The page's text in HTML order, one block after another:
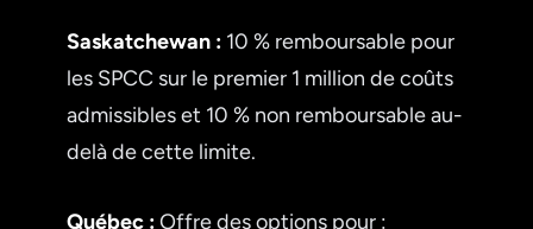
Saskatchewan : 10 % remboursable pour
les SPCC sur le premier 1 million de coûts
admissibles et 10 % non remboursable au-
delà de cette limite.
Québec :Offre des options pour :